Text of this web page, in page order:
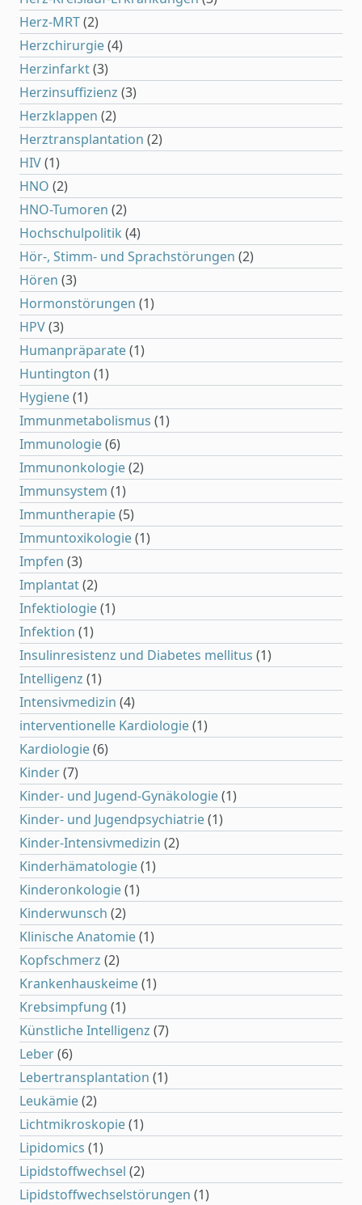
Herz-MRT(2)
Herzchirurgie(4)
Herzinfarkt(3)
Herzinsuffizienz (3)
Herzklappen (2)
Herztransplantation (2)
HIV(1)
HNO (2)
HNO-Tumoren (2)
Hochschulpolitik (4)
Hör-, Stimm- und Sprachstörungen (2)
Hören (3)
Hormonstörungen (1)
HPV(3)
Humanpräparate(1)
Huntington (1)
Hygiene(1)
Immunmetabolismus (1)
Immunologie(6)
Immunonkologie(2)
Immunsystem (1)
Immuntherapie(5)
Immuntoxikologie(1)
Impfen (3)
Implantat(2)
Infektiologie(1)
Infektion (1)
Insulinresistenz und Diabetes mellitus (1)
Intelligenz (1)
Intensivmedizin (4)
interventionelle Kardiologie(1)
Kardiologie(6)
Kinder(7)
Kinder- und Jugend-Gynäkologie(1)
Kinder- und Jugendpsychiatrie(1)
Kinder-Intensivmedizin (2)
Kinderhämatologie(1)
Kinderonkologie(1)
Kinderwunsch (2)
Klinische Anatomie(1)
Kopfschmerz (2)
Krankenhauskeime(1)
Krebsimpfung (1)
Künstliche Intelligenz (7)
Leber(6)
Lebertransplantation (1)
Leukämie(2)
Lichtmikroskopie(1)
Lipidomics (1)
Lipidstoffwechsel (2)
Lipidstoffwechselstörungen (1)